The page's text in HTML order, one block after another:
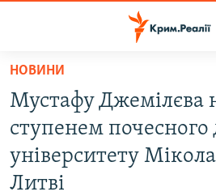
Перейти
основного
матеріалу
Перейти
до
основної
ВОДА.КРИМ
ВІДЕО ТА ФОТО
ПОЛІТИКА
НОВИНИ
Мустафу Джемілєва
ступенем почесного
університету
Литві